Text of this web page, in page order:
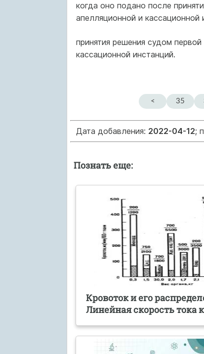
когда оно подано после
апелляционной и кассационной
принятия решения судом
кассационной инстанций.
< 35
Дата добавления: 2022-04-12;
Познать еще:
Кровоток и его
Линейная скорость тока